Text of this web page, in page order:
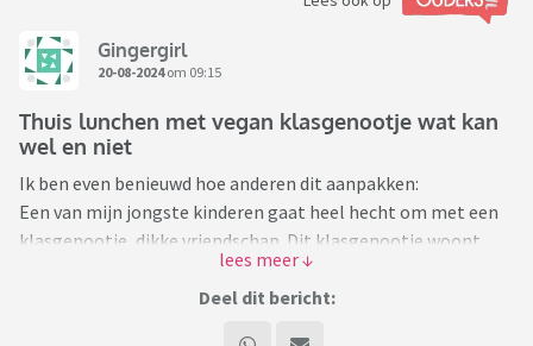
Gingergirl
20-08-2024om 09:15
Thuis lunchen met vegan klasgenootje wat kan
wel en niet
Ik ben even benieuwd hoe anderen dit aanpakken:
Een van mijn jongste kinderen gaat heel hecht om met een
klasgenootje, dikke vriendschap. Dit klasgenootje woont
ook vlakbij ons dus ze komen veelvuldig bij elkaar over de
vloer. Op woensdag luncht het klasgenootje geregeld bij ons
Deel dit bericht: